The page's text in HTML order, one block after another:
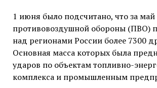
1 июня было подсчитано, что за май
противовоздушной обороны (ПВО)
над регионами России более 7300
Основная масса которых была
ударов по объектам топливно-
комплекса и промышленным